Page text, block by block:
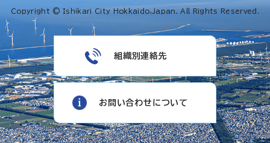
Copyright © Ishikari City Hokkaido,Japan. All Rights Reserved.
組織別連絡先
お問い合わせについて